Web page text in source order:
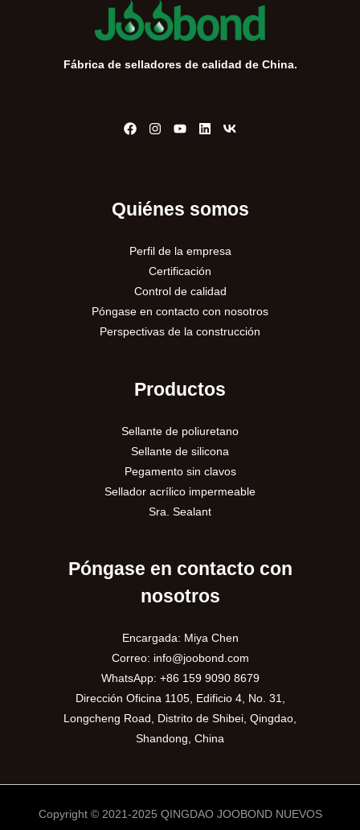
Fábrica de selladores de calidad de China.
Quiénes somos
Perfil de la empresa
Certificación
Control de calidad
Póngase en contacto con nosotros
Perspectivas de la construcción
Productos
Sellante de poliuretano
Sellante de silicona
Pegamento sin clavos
Sellador acrílico impermeable
Sra. Sealant
Póngase en contacto con
nosotros
Encargada: Miya Chen
Correo: info@joobond.com
WhatsApp: +86 159 9090 8679
Dirección Oficina 1105, Edificio 4, No. 31,
Longcheng Road, Distrito de Shibei, Qingdao,
Shandong, China
Copyright © 2021-2025 QINGDAO JOOBOND NUEVOS